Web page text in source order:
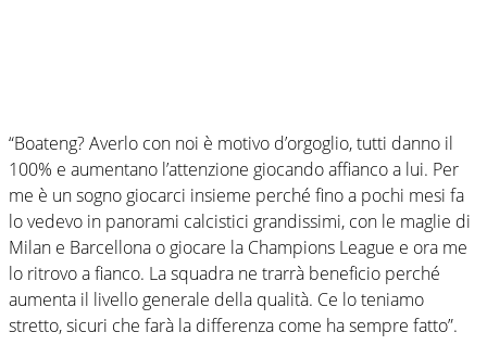
“Boateng? Averlo con noi è motivo d’orgoglio, tutti danno il
100% e aumentano l’attenzione giocando affianco a lui. Per
me è un sogno giocarci insieme perché fino a pochi mesi fa
lo vedevo in panorami calcistici grandissimi, con le maglie di
Milan e Barcellona o giocare la Champions League e ora me
lo ritrovo a fianco. La squadra ne trarrà beneficio perché
aumenta il livello generale della qualità. Ce lo teniamo
stretto, sicuri che farà la differenza come ha sempre fatto”.